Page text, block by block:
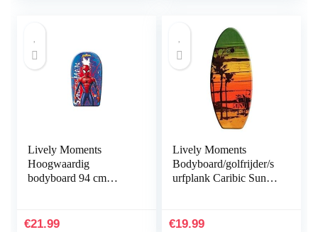
Lively Moments
Hoogwaardig
bodyboard 94 cm
zwemplank
€21.99
Lively Moments
Bodyboard/golfrijder/s
urfplank Caribic Sun
€19.99